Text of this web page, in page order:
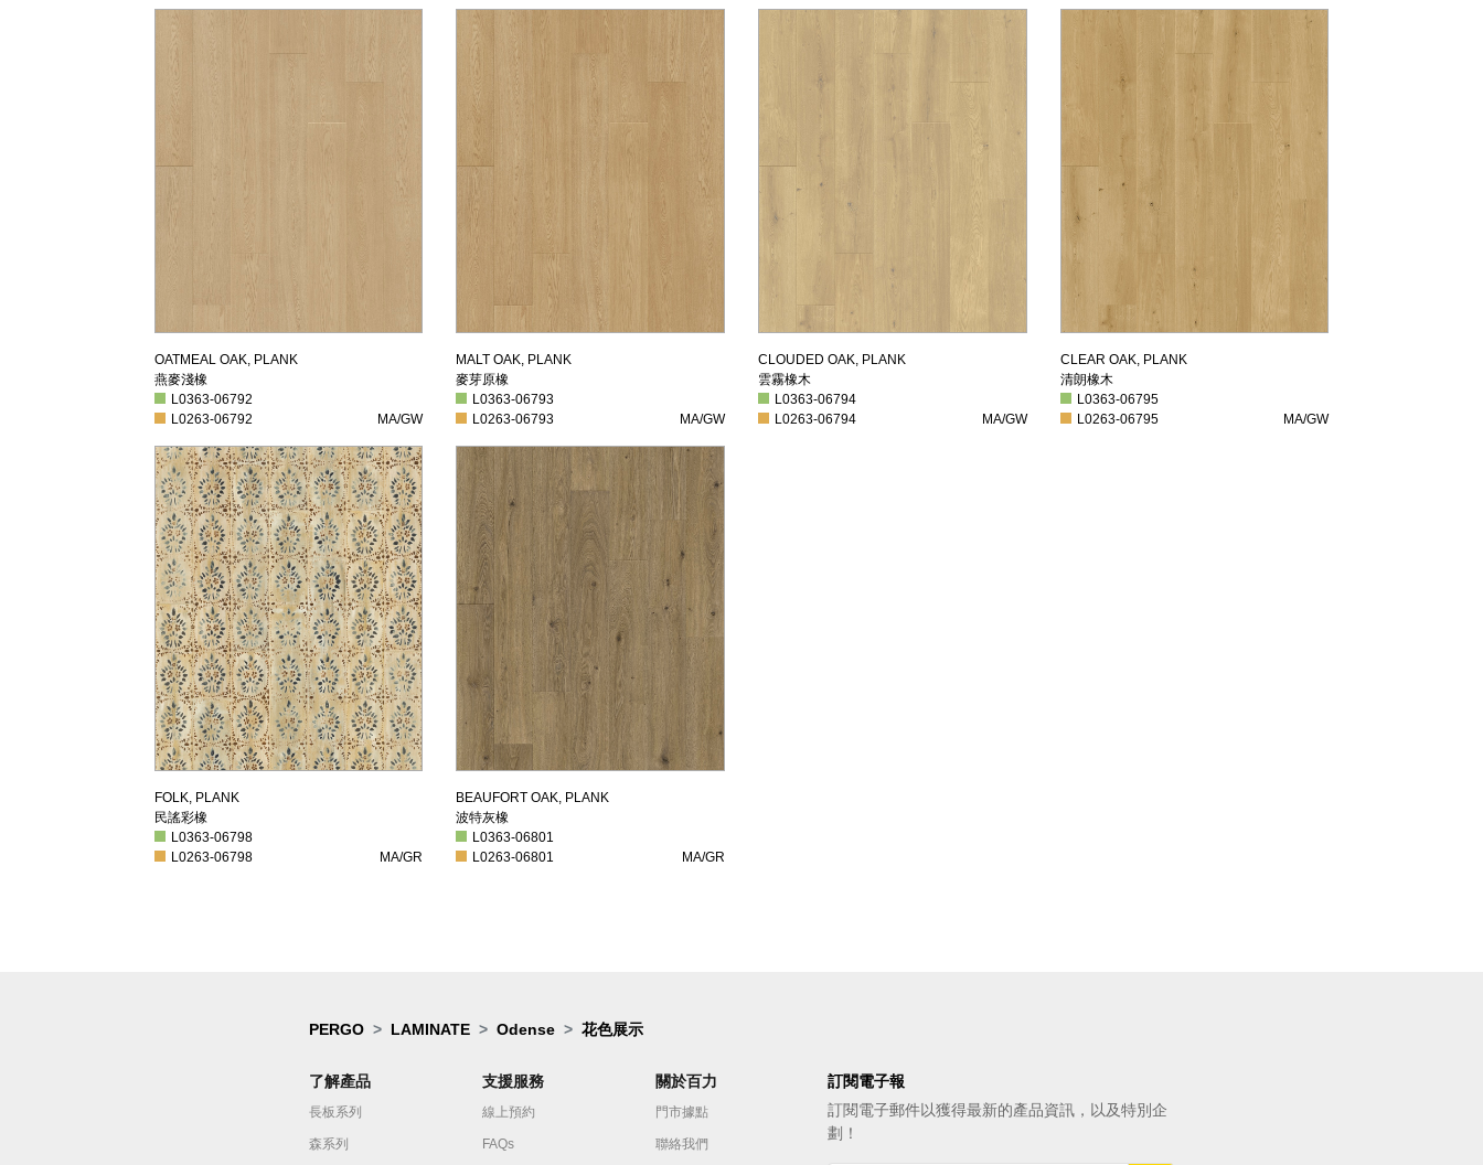
燕麥淺橡
L0363-06792
L0263-06792
OATMEAL OAK, PLANK
燕麥淺橡
L0363-06792
L0263-06792
MA/GW
麥芽原橡
L0363-06793
L0263-06793
MALT OAK, PLANK
麥芽原橡
L0363-06793
L0263-06793
MA/GW
雲霧橡木
L0363-06794
L0263-06794
CLOUDED OAK, PLANK
雲霧橡木
L0363-06794
L0263-06794
MA/GW
清朗橡木
L0363-06795
L0263-06795
CLEAR OAK, PLANK
清朗橡木
L0363-06795
L0263-06795
MA/GW
民謠彩橡
L0363-06798
L0263-06798
FOLK, PLANK
民謠彩橡
L0363-06798
L0263-06798
MA/GR
波特灰橡
L0363-06801
L0263-06801
BEAUFORT OAK, PLANK
波特灰橡
L0363-06801
L0263-06801
MA/GR
PERGO LAMINATE Odense 花色展示
了解產品
長板系列
森系列
支援服務
線上預約
FAQs
關於百力
門市據點
聯絡我們
訂閱電子報
訂閱電⼦郵件以獲得最新的產品資訊，以及特別企
劃！